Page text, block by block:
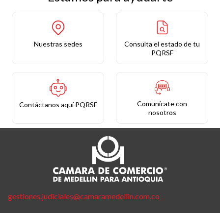
Nuestras sedes
Consulta el estado de tu
PQRSF
Contáctanos aquí PQRSF
Comunícate con
nosotros
gestiones.judiciales@camaramedellin.com.co